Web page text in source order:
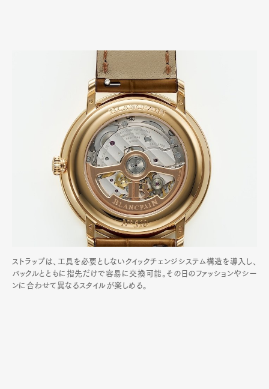
ストラップは、工具を必要としないクイックチェンジシステム構造を導入し、
バックルとともに指先だけで容易に交換可能。その日のファッションやシー
ンに合わせて異なるスタイルが楽しめる。